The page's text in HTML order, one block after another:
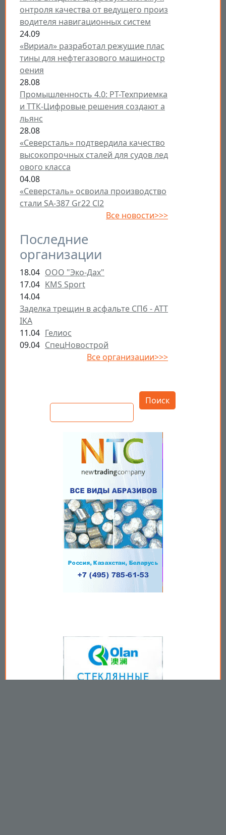
онтроля качества от ведущего произ
водителя навигационных систем
24.09
«Вириал» разработал режущие плас
тины для нефтегазового машиностр
оения
28.08
Промышленность 4.0: РТ-Техприемка
и ТТК-Цифровые решения создают а
льянс
28.08
«Северсталь» подтвердила качество
высокопрочных сталей для судов лед
ового класса
04.08
«Северсталь» освоила производство
стали SA-387 Gr22 Cl2
Все новости>>>
Последние
организации
18.04 ООО "Эко-Дах"
17.04 KMS Sport
14.04
Заделка трещин в асфальте СПб - ATT
IKA
11.04 Гелиос
09.04 СпецНовострой
Все организации>>>